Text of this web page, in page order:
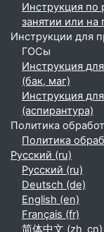
Инструкция по
занятии или на
Инструкции для
ГОСы
Инструкция
(бак, маг)
Инструкция
(аспирантура)
Политика
Политика
Русский ‎(ru)‎
Русский ‎(ru)‎
Deutsch ‎(de)‎
English ‎(en)‎
Français ‎(fr)‎
简体中文 ‎(zh_cn)‎